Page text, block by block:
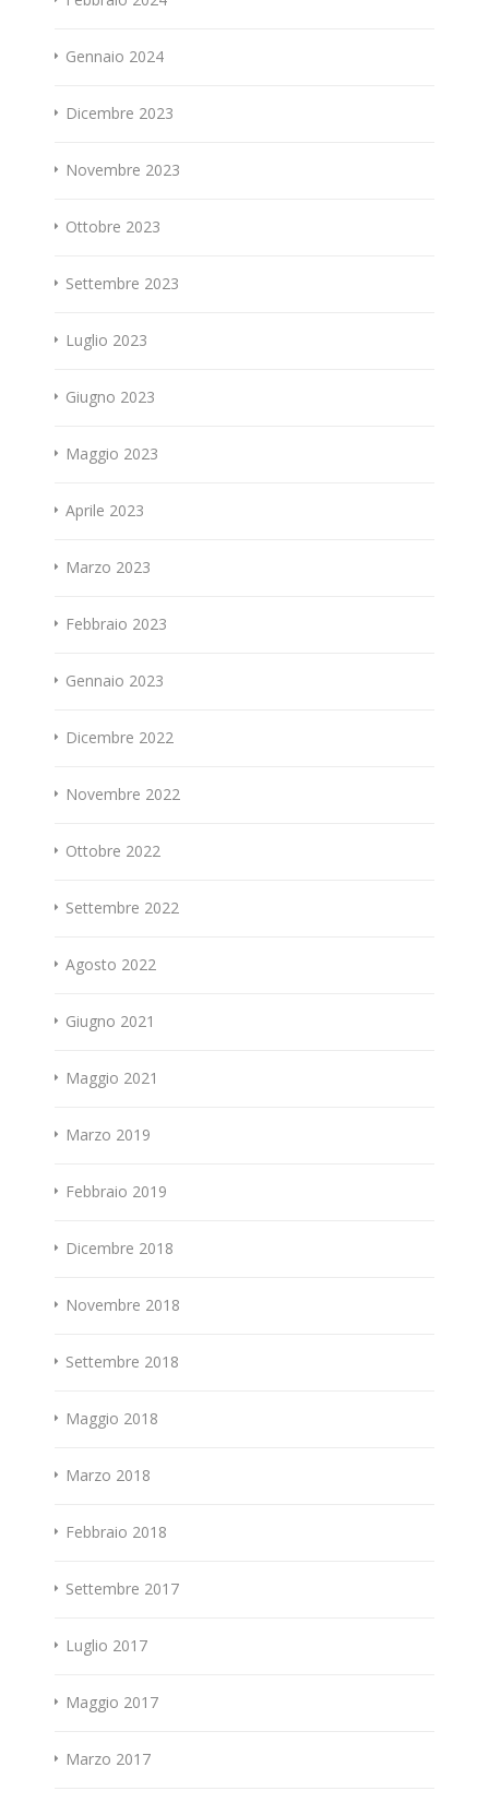
Gennaio 2024
Dicembre 2023
Novembre 2023
Ottobre 2023
Settembre 2023
Luglio 2023
Giugno 2023
Maggio 2023
Aprile 2023
Marzo 2023
Febbraio 2023
Gennaio 2023
Dicembre 2022
Novembre 2022
Ottobre 2022
Settembre 2022
Agosto 2022
Giugno 2021
Maggio 2021
Marzo 2019
Febbraio 2019
Dicembre 2018
Novembre 2018
Settembre 2018
Maggio 2018
Marzo 2018
Febbraio 2018
Settembre 2017
Luglio 2017
Maggio 2017
Marzo 2017